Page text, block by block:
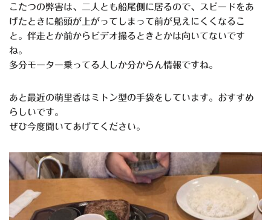
こたつの弊害は、二人とも船尾側に居るので、スピードをあ
げたときに船頭が上がってしまって前が見えにくくなるこ
と。伴走とか前からビデオ撮るときとかは向いてないです
ね。
多分モーター乗ってる人しか分からん情報ですね。
あと最近の萌里香はミトン型の手袋をしています。おすすめ
らしいです。
ぜひ今度聞いてあげてください。